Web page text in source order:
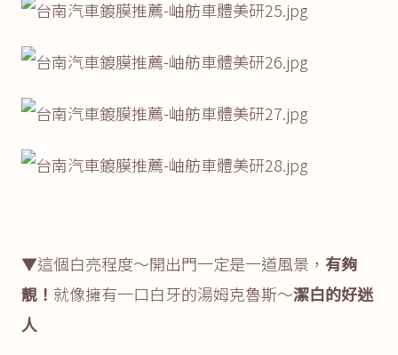
▼這個白亮程度～開出門一定是一道風景， 有夠
靚！ 就像擁有一口白牙的湯姆克魯斯～潔白的好迷
人